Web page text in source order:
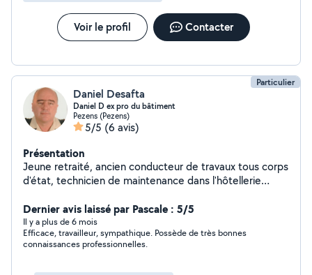
Voir le profil Contacter
Particulier
Daniel Desafta
Daniel D ex pro du bâtiment
Pezens (Pezens)
5/5 (6 avis)
Présentation
Jeune retraité, ancien conducteur de travaux tous corps
d'état, technicien de maintenance dans l'hôtellerie
J'aime aussi faire la cuisine et travailler le cuir. Et enfin, je
suis particulièrement sensible à tout ce qui touche au
magnétisme et à à la PES.
Dernier avis laissé par Pascale : 5/5
Il y a plus de 6 mois
Efficace, travailleur, sympathique. Possède de très bonnes
connaissances professionnelles.